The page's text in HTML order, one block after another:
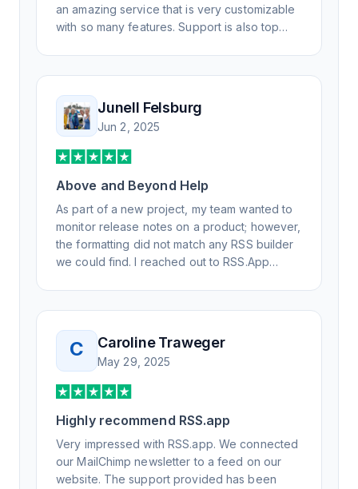
an amazing service that is very customizable
with so many features. Support is also top
professionally. Highly recommend for all your
RSS feed needs. Our trucking news hub
website couldn't work without it. Thank you.
Junell Felsburg
Jun 2, 2025
Above and Beyond Help
As part of a new project, my team wanted to
monitor release notes on a product; however,
the formatting did not match any RSS builder
we could find. I reached out to RSS.App
day, but I spoke to someone who was
knowledgeable, kind, and clearly wanted to
understand the issue. It has been a few
weeks, but after many revisions and direct
support, all of my release notes are in a way
that my users understand and find value in.
Honestly, it has been an exceptional
experience, and I will be pushing everyone I
know to RSS.app for their RSS needs.
C Caroline Traweger
May 29, 2025
Highly recommend RSS.app
Very impressed with RSS.app. We connected
our MailChimp newsletter to a feed on our
website. The support provided has been